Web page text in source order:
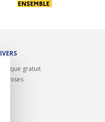
Masquer le bandeau des
gratuit